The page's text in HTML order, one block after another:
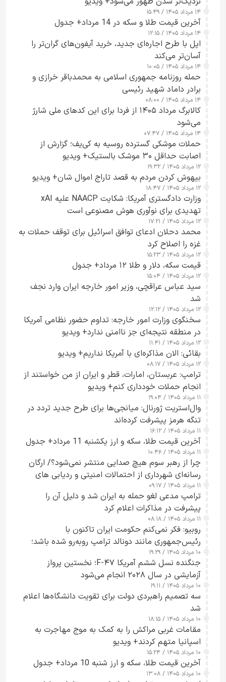
۱۴ مرداد ۱۴۰۵ / ۱۵:۴۹
آخرین قیمت طلا و سکه در 14 مرداد+ جدول
۱۴ مرداد ۱۴۰۵ / ۱۲:۱۵
اپل با طرح اجاره‌ای جدید، خرید آیفون‌های گران‌تر را
آسان‌تر می‌کند
۱۴ مرداد ۱۴۰۵ / ۱۰:۰۵
حمله روزنامه جمهوری اسلامی به محمدباقر خرازی و
برادر داماد شهید رئیسی
۱۴ مرداد ۱۴۰۵ / ۰۸:۰۰
کالابرگ مرداد ۱۴۰۵ از فردا برای این کدهای ملی شارژ
می‌شود
۱۴ مرداد ۱۴۰۵ / ۰۷:۴۷
حملات موشکی گسترده روسیه به کی‌یف؛ گزارش از
اصابت حداقل ۳۰ موشک بالستیک+ ویدیو
۱۲ مرداد ۱۴۰۵ / ۱۹:۳۲
بیهوش کردن مردم به قصد تاراج اموال شان+ ویدیو
۱۲ مرداد ۱۴۰۵ / ۱۸:۴۷
وزارت دادگستری آمریکا: شکایت NAACP علیه xAI
تهدیدی برای نوآوری هوش مصنوعی است
۱۲ مرداد ۱۴۰۵ / ۱۷:۲۱
محمد دحلان ادعای توافق اسرائیل برای توقف حملات به
غزه را اصلاح کرد
۱۲ مرداد ۱۴۰۵ / ۱۵:۲۳
قیمت سکه، دلار و طلا ۱۲ مرداد+ جدول
۱۲ مرداد ۱۴۰۵ / ۱۵:۰۴
سید عباس عراقچی، وزیر امور خارجه ایران وارد نجف
شد
۱۲ مرداد ۱۴۰۵ / ۱۲:۱۲
سخنگوی وزارت امور خارجه: تداوم حضور نظامی آمریکا
در منطقه نتیجه‌ای جز ناامنی ندارد+ ویدیو
۱۲ مرداد ۱۴۰۵ / ۱۱:۴۱
بقائی: الان مذاکره‌ای با آمریکا نداریم+ ویدیو
۱۲ مرداد ۱۴۰۵ / ۰۸:۱۷
ترامپ: عربستان، امارات، قطر و ایران از من خواستند از
انجام حملات خودداری کنم+ ویدیو
۱۱ مرداد ۱۴۰۵ / ۱۹:۰۴
وال‌استریت ژورنال: میانجی‌ها برای طرح جدید تردد در
تنگه هرمز پیشرفت کرده‌اند
۱۱ مرداد ۱۴۰۵ / ۱۶:۱۲
آخرین قیمت طلا، سکه و ارز یکشنبه 11 مرداد+ جدول
۱۱ مرداد ۱۴۰۵ / ۱۰:۴۶
چرا از رهبر سوم هیچ صدایی منتشر نمی‌شود؟/ ارگان
رسانه‌ای شهرداری از احتمالات امنیتی و ردیابی های
جاسوسی گفت
۱۱ مرداد ۱۴۰۵ / ۰۹:۱۷
ترامپ مدعی لغو حمله به ایران شد و دلیل آن را
پیشرفت در مذاکرات اعلام کرد
۱۱ مرداد ۱۴۰۵ / ۰۸:۱۸
روبیو: فکر نمی‌کنم حکومت ایران تاکنون با
رئیس‌جمهوری مانند دونالد ترامپ روبه‌رو شده باشد؛
کسی که واقعاً دست به اقدام می‌زند
۱۰ مرداد ۱۴۰۵ / ۱۹:۲۹
جنگنده نسل ششم آمریکا F-۴۷؛ نخستین پرواز
آزمایشی در سال ۲۰۲۸ انجام می‌شود
۱۰ مرداد ۱۴۰۵ / ۱۹:۱۱
سه تصمیم راهبردی دولت برای تقویت دانشگاه‌ها اعلام
شد
۱۰ مرداد ۱۴۰۵ / ۱۸:۱۵
مقامات غربی مراکش را به کمک به موج مهاجرت به
اسپانیا متهم کردند+ ویدیو
۱۰ مرداد ۱۴۰۵ / ۱۵:۲۴
آخرین قیمت طلا، سکه و ارز شنبه 10 مرداد+ جدول
۱۰ مرداد ۱۴۰۵ / ۱۳:۰۸